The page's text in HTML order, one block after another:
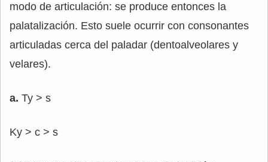
modo de articulación: se produce entonces la
palatalización. Esto suele ocurrir con consonantes
articuladas cerca del paladar (dentoalveolares y
velares).
a. Ty > s
Ky > c > s